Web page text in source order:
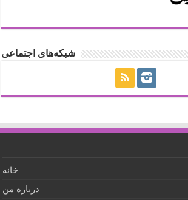
شبکه‌های اجتماعی
خانه
درباره من